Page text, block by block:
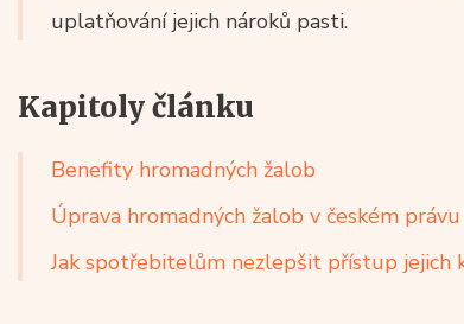
uplatňování jejich nároků pasti.
Kapitoly článku
Benefity hromadných žalob
Úprava hromadných žalob v českém právu
Jak spotřebitelům nezlepšit přístup jejich